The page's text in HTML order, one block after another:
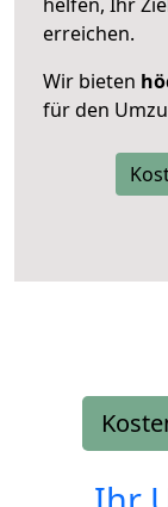
erreichen.
Wir bieten
für den